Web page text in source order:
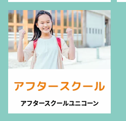
アフタースクールユニコーン